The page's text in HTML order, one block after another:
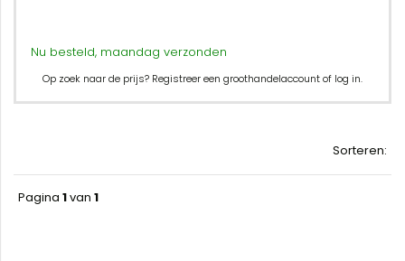
Nu besteld, maandag verzonden
Op zoek naar de prijs? Registreer een groothandelaccount of log in.
Sorteren:
Pagina 1van 1